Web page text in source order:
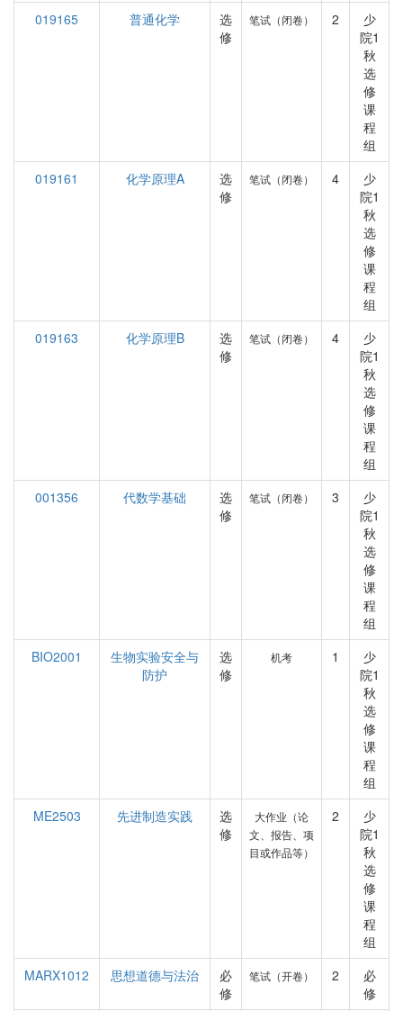
019165
普通化学
选
修
笔试（闭卷） 2
少
院1
秋
选
修
课
程
组
019161
化学原理A
选
修
笔试（闭卷） 4
少
院1
秋
选
修
课
程
组
019163
化学原理B
选
修
笔试（闭卷） 4
少
院1
秋
选
修
课
程
组
001356
代数学基础
选
修
笔试（闭卷） 3
少
院1
秋
选
修
课
程
组
BIO2001
生物实验安全与
防护
选
修
机考 1
少
院1
秋
选
修
课
程
组
ME2503
先进制造实践
选
修
大作业（论
文、报告、项
目或作品等）
2
少
院1
秋
选
修
课
程
组
MARX1012
思想道德与法治
必
修
笔试（开卷） 2
必
修